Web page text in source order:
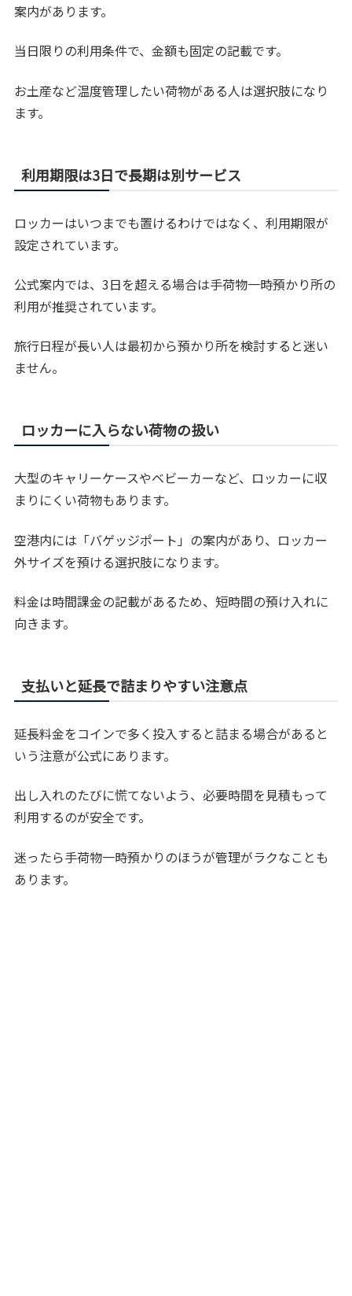
案内があります。
当日限りの利用条件で、金額も固定の記載です。
お土産など温度管理したい荷物がある人は選択肢になり
ます。
利用期限は3日で長期は別サービス
ロッカーはいつまでも置けるわけではなく、利用期限が
設定されています。
公式案内では、3日を超える場合は手荷物一時預かり所の
利用が推奨されています。
旅行日程が長い人は最初から預かり所を検討すると迷い
ません。
ロッカーに入らない荷物の扱い
大型のキャリーケースやベビーカーなど、ロッカーに収
まりにくい荷物もあります。
空港内には「バゲッジポート」の案内があり、ロッカー
外サイズを預ける選択肢になります。
料金は時間課金の記載があるため、短時間の預け入れに
向きます。
支払いと延長で詰まりやすい注意点
延長料金をコインで多く投入すると詰まる場合があると
いう注意が公式にあります。
出し入れのたびに慌てないよう、必要時間を見積もって
利用するのが安全です。
迷ったら手荷物一時預かりのほうが管理がラクなことも
あります。